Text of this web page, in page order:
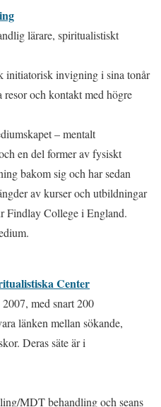
lärare, spiritualistiskt
initiatorisk invigning i sina tonår
och kontakt med högre
– mentalt
en del former av fysiskt
bakom sig och har sedan
av kurser och utbildningar
Findlay College i England.
Center
med snart 200
länken mellan sökande,
Deras säte är i
MDT behandling och seans